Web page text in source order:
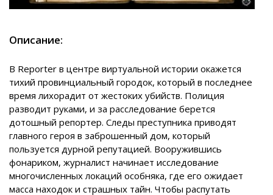
Описание:
В Reporter в центре виртуальной истории окажется
тихий провинциальный городок, который в последнее
время лихорадит от жестоких убийств. Полиция
разводит руками, и за расследование берется
дотошный репортер. Следы преступника приводят
главного героя в заброшенный дом, который
пользуется дурной репутацией. Вооружившись
фонариком, журналист начинает исследование
многочисленных локаций особняка, где его ожидает
масса находок и страшных тайн. Чтобы распутать